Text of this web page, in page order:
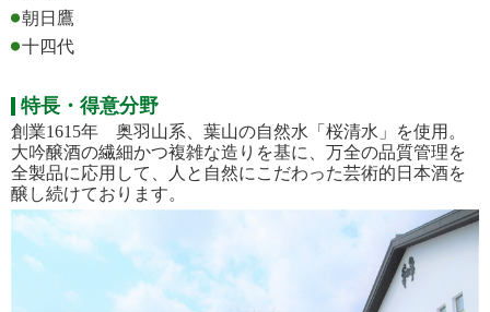
朝日鷹
十四代
特長・得意分野
創業1615年 奥羽山系、葉山の自然水「桜清水」を使用。
大吟醸酒の繊細かつ複雑な造りを基に、万全の品質管理を
全製品に応用して、人と自然にこだわった芸術的日本酒を
醸し続けております。